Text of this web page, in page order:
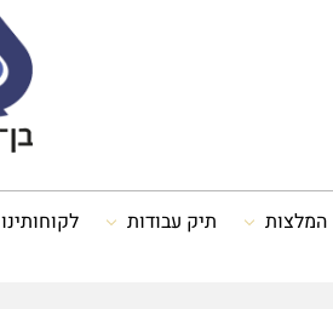
המלצות תיק עבודות לקוחותינו